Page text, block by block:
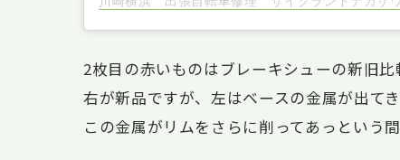
2枚目の赤いものはブレーキシューの新旧比
右が新品ですが、左はベースの金属が出てき
この金属がリムをさらに削ってあっという